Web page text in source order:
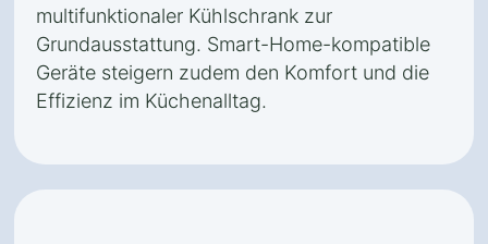
multifunktionaler Kühlschrank zur
Grundausstattung. Smart-Home-kompatible
Geräte steigern zudem den Komfort und die
Effizienz im Küchenalltag.